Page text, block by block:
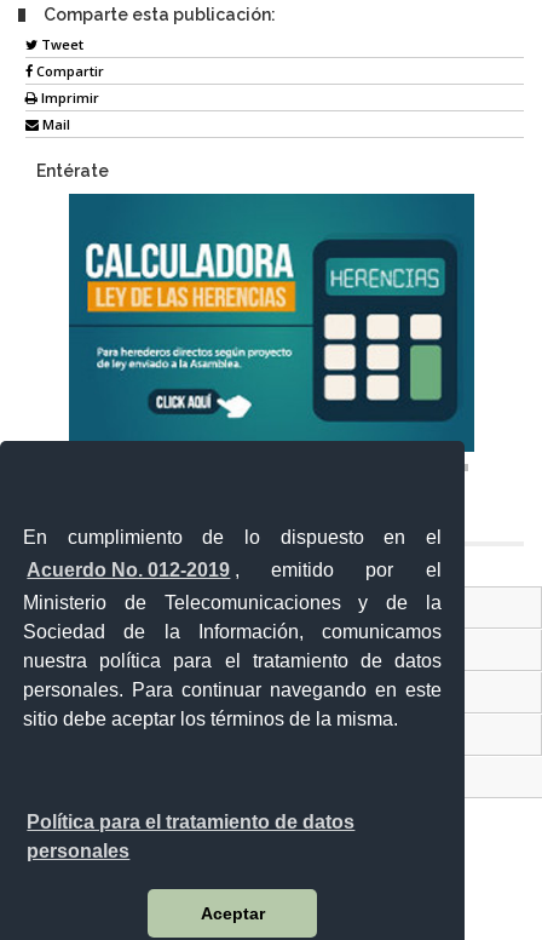
En cumplimiento de lo dispuesto en el
Acuerdo No. 012-2019 , emitido por el
Ministerio de Telecomunicaciones y de la
Sociedad de la Información, comunicamos
nuestra política para el tratamiento de datos
personales. Para continuar navegando en este
sitio debe aceptar los términos de la misma.
Política para el tratamiento de datos
personales
Aceptar
Comparte esta publicación:
Tweet
Compartir
Imprimir
Mail
Entérate
Ventanilla Única Virtual
Ventanilla Única de Comercio Exterior
Gobierno Abierto
Malecón y Aguirre
Guayaquil - Ecuador